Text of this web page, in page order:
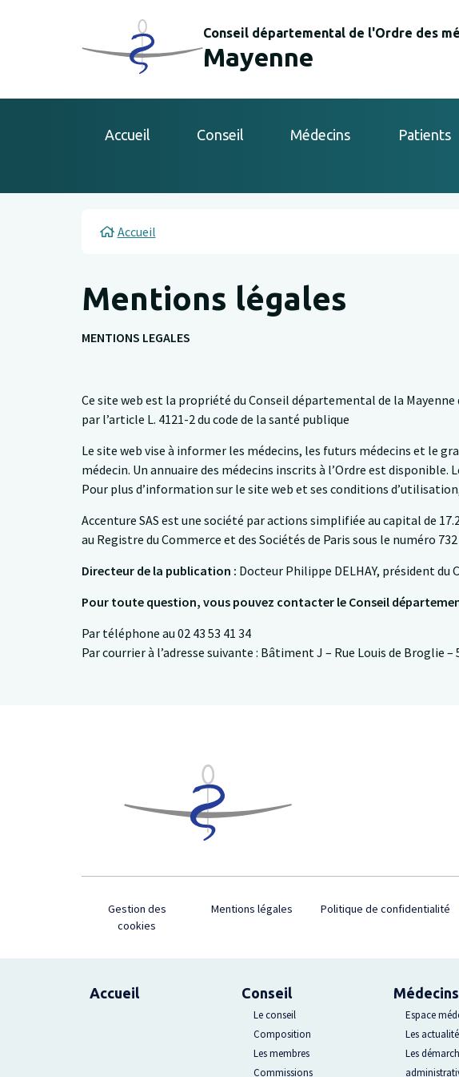
Conseil départemental de l'Ordre des
Mayenne
Accueil Conseil Médecins Patients
Fil d'Ariane
Accueil
Mentions légales
MENTIONS LEGALES
Ce site web est la propriété du Conseil départemental de la
par l’article L. 4121-2 du code de la santé publique
Le site web vise à informer les médecins, les futurs médecins et le
médecin. Un annuaire des médecins inscrits à l’Ordre est
Pour plus d’information sur le site web et ses conditions
Accenture SAS est une société par actions simplifiée au capital de
au Registre du Commerce et des Sociétés de Paris sous le numéro 732
Directeur de la publication : Docteur Philippe DELHAY, président du
Pour toute question, vous pouvez contacter le Conseil
Par téléphone au 02 43 53 41 34
Par courrier à l’adresse suivante : Bâtiment J – Rue Louis de Broglie –
Gestion des
cookies
Mentions légales Politique de confidentialité
Accueil Conseil
Le conseil
Composition
Les membres
Commissions
Médecins
Espace
Les
Les